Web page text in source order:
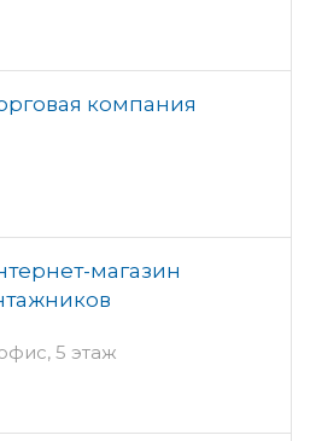
компания
магазин
5 этаж